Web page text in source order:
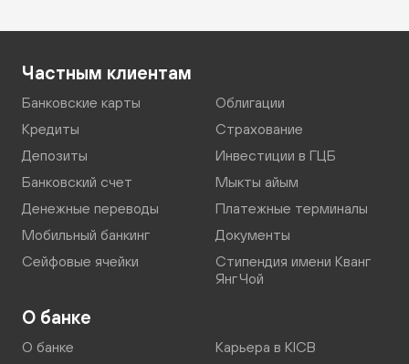
Частным клиентам
Банковские карты
Кредиты
Депозиты
Банковский счет
Денежные переводы
Мобильный банкинг
Сейфовые ячейки
Облигации
Страхование
Инвестиции в ГЦБ
Мыкты айым
Платежные терминалы
Документы
Стипендия имени Кванг
Янг Чой
О банке
О банке
Карьера в KICB